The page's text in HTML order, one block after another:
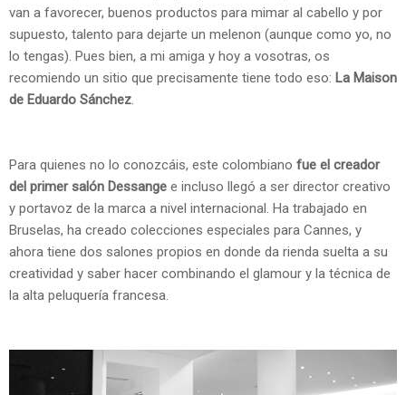
van a favorecer, buenos productos para mimar al cabello y por
supuesto, talento para dejarte un melenon (aunque como yo, no
lo tengas). Pues bien, a mi amiga y hoy a vosotras, os
recomiendo un sitio que precisamente tiene todo eso: La Maison
de Eduardo Sánchez.
Para quienes no lo conozcáis, este colombiano fue el creador
del primer salón Dessange e incluso llegó a ser director creativo
y portavoz de la marca a nivel internacional. Ha trabajado en
Bruselas, ha creado colecciones especiales para Cannes, y
ahora tiene dos salones propios en donde da rienda suelta a su
creatividad y saber hacer combinando el glamour y la técnica de
la alta peluquería francesa.